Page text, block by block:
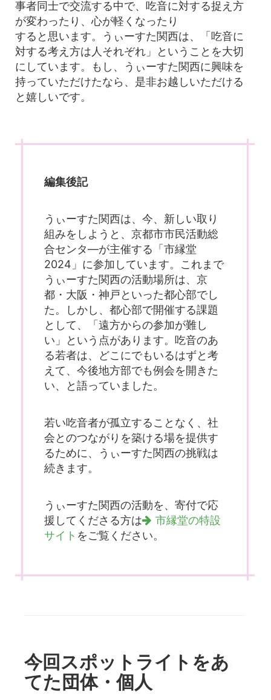
事者同士で交流する中で、吃音に対する捉え方
が変わったり、心が軽くなったり
すると思います。うぃーすた関西は、「吃音に
対する考え方は人それぞれ」ということを大切
にしています。もし、うぃーすた関西に興味を
持っていただけたなら、是非お越しいただける
と嬉しいです。
編集後記
うぃーすた関西は、今、新しい取り
組みをしようと、京都市市民活動総
合センタ―が主催する「市縁堂
2024」に参加しています。これまで
うぃーすた関西の活動場所は、京
都・大阪・神戸といった都心部でし
た。しかし、都心部で開催する課題
として、「遠方からの参加が難し
い」という点があります。吃音のあ
る若者は、どこにでもいるはずと考
えて、今後地方部でも例会を開きた
い、と語っていました。
若い吃音者が孤立することなく、社
会とのつながりを築ける場を提供す
るために、うぃーすた関西の挑戦は
続きます。
うぃーすた関西の活動を、寄付で応
援してくださる方は
市縁堂の特設
サイト をご覧ください。
今回スポットライトをあ
てた団体・個人